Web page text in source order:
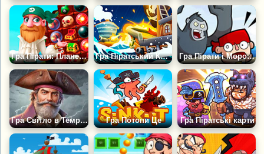
Гра Пірати: Планета скарбів Гра Піратський Криголам Гра Пірати і Морозиво
Гра Світло в Темряві Гра Потопи Це Гра Піратські карти